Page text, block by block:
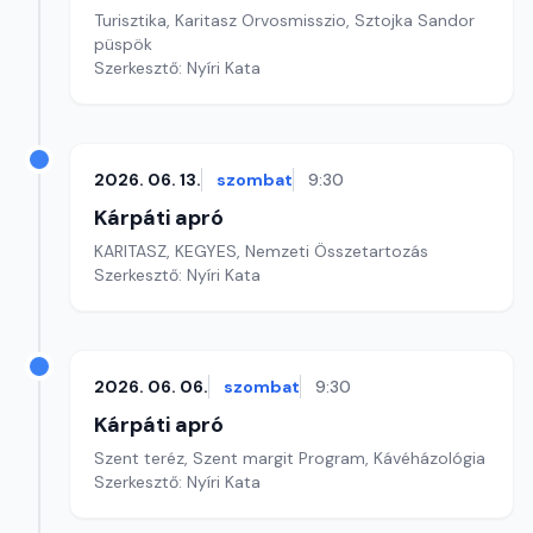
Turisztika, Karitasz Orvosmisszio, Sztojka Sandor
püspök
Szerkesztő: Nyíri Kata
2026. 06. 13. szombat 9:30
Kárpáti apró
KARITASZ, KEGYES, Nemzeti Összetartozás
Szerkesztő: Nyíri Kata
2026. 06. 06. szombat 9:30
Kárpáti apró
Szent teréz, Szent margit Program, Kávéházológia
Szerkesztő: Nyíri Kata